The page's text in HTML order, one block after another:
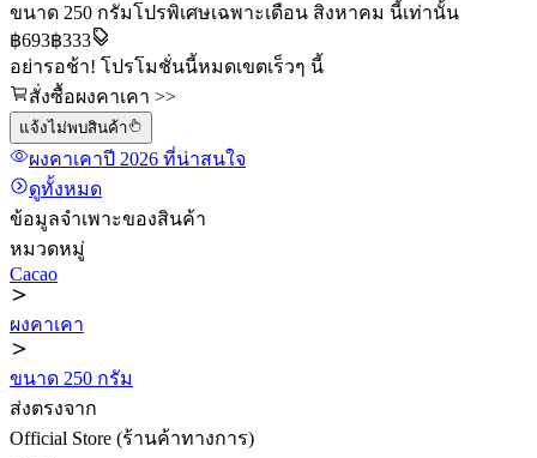
ขนาด 250 กรัมโปรพิเศษเฉพาะเดือน สิงหาคม นี้เท่านั้น
฿693฿333
อย่ารอช้า! โปรโมชั่นนี้หมดเขตเร็วๆ นี้
สั่งซื้อผงคาเคา >>
แจ้งไม่พบสินค้า
ผงคาเคาปี 2026 ที่น่าสนใจ
ดูทั้งหมด
ข้อมูลจำเพาะของสินค้า
หมวดหมู่
Cacao
ผงคาเคา
ขนาด 250 กรัม
ส่งตรงจาก
Official Store (ร้านค้าทางการ)